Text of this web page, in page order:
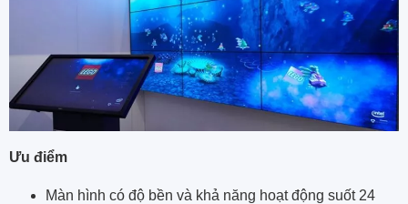
Ưu điểm
Màn hình có độ bền và khả năng hoạt động suốt 24